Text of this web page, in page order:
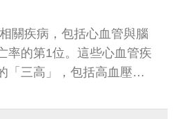
關疾病，包括心血管與腦
率的第1位。這些心血管疾
「三高」，包括高血壓、